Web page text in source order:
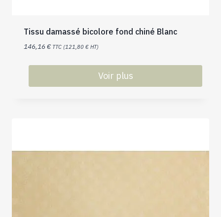
Tissu damassé bicolore fond chiné Blanc
146,16 € TTC (121,80 € HT)
Voir plus